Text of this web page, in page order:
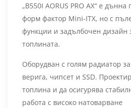
„B550I AORUS PRO AX“ е
форм фактор Mini-ITX, но с
функции и задълбочен дизайн
топлината.
Оборудван с голям радиатор
верига, чипсет и SSD.
топлина и да осигурява
работа с високо натоварване